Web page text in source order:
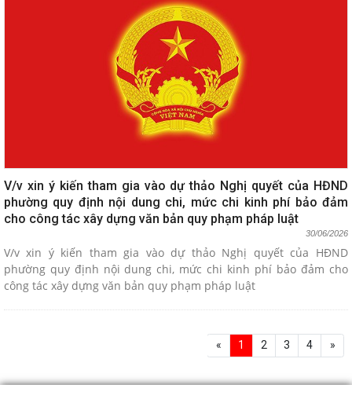
V/v xin ý kiến tham gia vào dự thảo Nghị quyết của HĐND
phường quy định nội dung chi, mức chi kinh phí bảo đảm
cho công tác xây dựng văn bản quy phạm pháp luật
30/06/2026
V/v xin ý kiến tham gia vào dự thảo Nghị quyết của HĐND
phường quy định nội dung chi, mức chi kinh phí bảo đảm cho
công tác xây dựng văn bản quy phạm pháp luật
« 1 2 3 4 »